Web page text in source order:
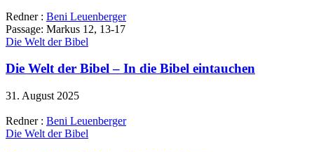
Redner : Beni Leuenberger
Passage: Markus 12, 13-17
Die Welt der Bibel
Die Welt der Bibel – In die Bibel eintauchen
31. August 2025
Redner : Beni Leuenberger
Die Welt der Bibel